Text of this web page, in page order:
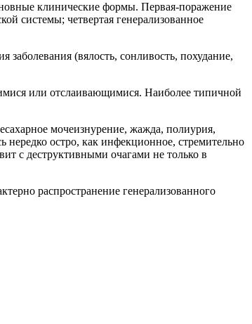
клинические формы. Первая-поражение
системы; четвертая генерализованное
(вялость, сонливость, похудание,
или отслаивающимися. Наиболее типичной
мочеизнурение, жажда, полиурия,
нередко остро, как инфекционное, стремительно
с деструктивными очагами не только в
распространение генерализованного